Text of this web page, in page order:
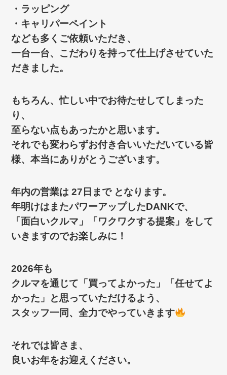
・ラッピング
・キャリパーペイント
なども多くご依頼いただき、
一台一台、こだわりを持って仕上げさせていた
だきました。
もちろん、忙しい中でお待たせしてしまった
り、
至らない点もあったかと思います。
それでも変わらずお付き合いいただいている皆
様、本当にありがとうございます。
年内の営業は 27日まで となります。
年明けはまたパワーアップしたDANKで、
「面白いクルマ」「ワクワクする提案」をして
いきますのでお楽しみに！
2026年も
クルマを通じて「買ってよかった」「任せてよ
かった」と思っていただけるよう、
スタッフ一同、全力でやっていきます
それでは皆さま、
良いお年をお迎えください。